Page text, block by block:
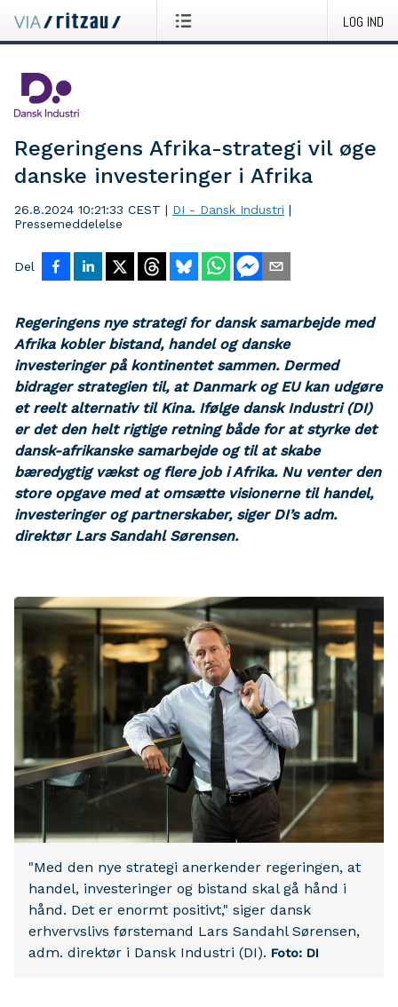
LOG IND
Regeringens Afrika-strategi vil øge
danske investeringer i Afrika
26.8.2024 10:21:33 CEST | DI - Dansk Industri |
Pressemeddelelse
Del
Regeringens nye strategi for dansk samarbejde med
Afrika kobler bistand, handel og danske
investeringer på kontinentet sammen. Dermed
bidrager strategien til, at Danmark og EU kan udgøre
et reelt alternativ til Kina. Ifølge dansk Industri (DI)
er det den helt rigtige retning både for at styrke det
dansk-afrikanske samarbejde og til at skabe
bæredygtig vækst og flere job i Afrika. Nu venter den
store opgave med at omsætte visionerne til handel,
investeringer og partnerskaber, siger DI’s adm.
direktør Lars Sandahl Sørensen.
"Med den nye strategi anerkender regeringen, at
handel, investeringer og bistand skal gå hånd i
hånd. Det er enormt positivt," siger dansk
erhvervslivs førstemand Lars Sandahl Sørensen,
adm. direktør i Dansk Industri (DI). Foto: DI